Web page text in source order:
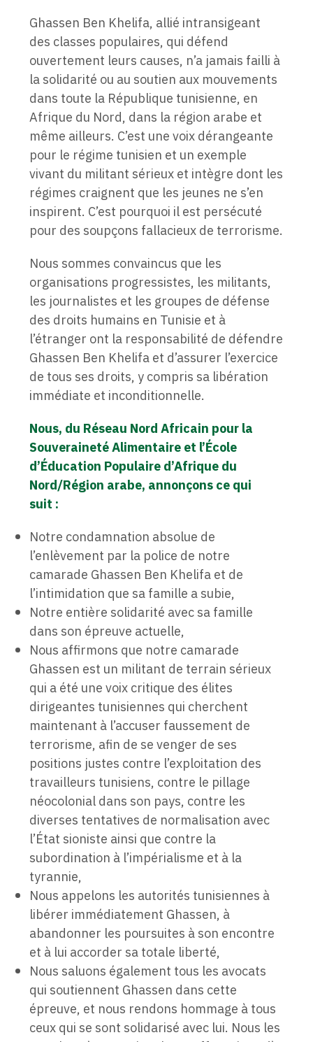
Ghassen Ben Khelifa, allié intransigeant
des classes populaires, qui défend
ouvertement leurs causes, n’a jamais failli à
la solidarité ou au soutien aux mouvements
dans toute la République tunisienne, en
Afrique du Nord, dans la région arabe et
même ailleurs. C’est une voix dérangeante
pour le régime tunisien et un exemple
vivant du militant sérieux et intègre dont les
régimes craignent que les jeunes ne s’en
inspirent. C’est pourquoi il est persécuté
pour des soupçons fallacieux de terrorisme.
Nous sommes convaincus que les
organisations progressistes, les militants,
les journalistes et les groupes de défense
des droits humains en Tunisie et à
l’étranger ont la responsabilité de défendre
Ghassen Ben Khelifa et d’assurer l’exercice
de tous ses droits, y compris sa libération
immédiate et inconditionnelle.
Nous, du Réseau Nord Africain pour la
Souveraineté Alimentaire et l’École
d’Éducation Populaire d’Afrique du
Nord/Région arabe, annonçons ce qui
suit :
Notre condamnation absolue de
l’enlèvement par la police de notre
camarade Ghassen Ben Khelifa et de
l’intimidation que sa famille a subie,
Notre entière solidarité avec sa famille
dans son épreuve actuelle,
Nous affirmons que notre camarade
Ghassen est un militant de terrain sérieux
qui a été une voix critique des élites
dirigeantes tunisiennes qui cherchent
maintenant à l’accuser faussement de
terrorisme, afin de se venger de ses
positions justes contre l’exploitation des
travailleurs tunisiens, contre le pillage
néocolonial dans son pays, contre les
diverses tentatives de normalisation avec
l’État sioniste ainsi que contre la
subordination à l’impérialisme et à la
tyrannie,
Nous appelons les autorités tunisiennes à
libérer immédiatement Ghassen, à
abandonner les poursuites à son encontre
et à lui accorder sa totale liberté,
Nous saluons également tous les avocats
qui soutiennent Ghassen dans cette
épreuve, et nous rendons hommage à tous
ceux qui se sont solidarisé avec lui. Nous les